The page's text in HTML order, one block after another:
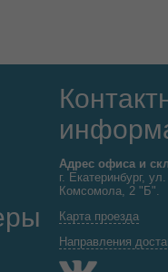
Адрес офиса и
г. Екатеринбург,
Комсомола, 2 "Б".
Карта проезда
Направления